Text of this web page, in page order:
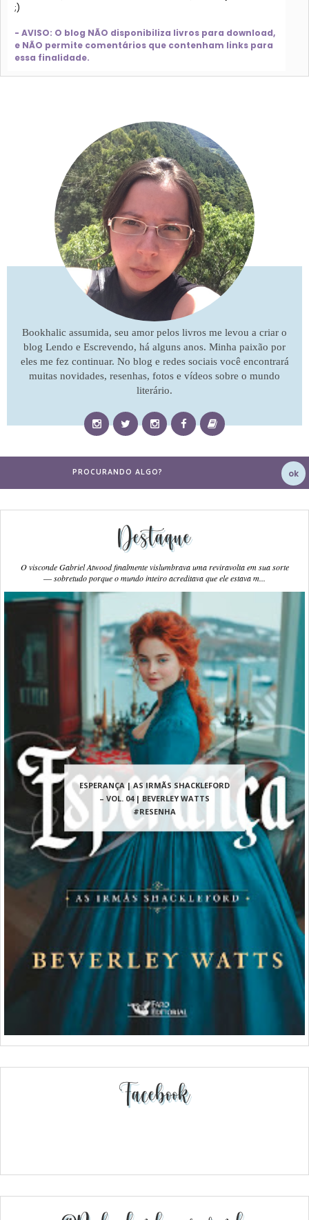
;)
- AVISO: O blog NÃO disponibiliza livros para download,
e NÃO permite comentários que contenham links para
essa finalidade.
Bookhalic assumida, seu amor pelos livros me levou a criar o
blog Lendo e Escrevendo, há alguns anos. Minha paixão por
eles me fez continuar. No blog e redes sociais você encontrará
muitas novidades, resenhas, fotos e vídeos sobre o mundo
literário.
Destaque
ESPERANÇA | AS IRMÃS SHACKLEFORD
– VOL. 04 | BEVERLEY WATTS
#RESENHA
O visconde Gabriel Atwood finalmente vislumbrava uma reviravolta em sua sorte
― sobretudo porque o mundo inteiro acreditava que ele estava m...
Facebook